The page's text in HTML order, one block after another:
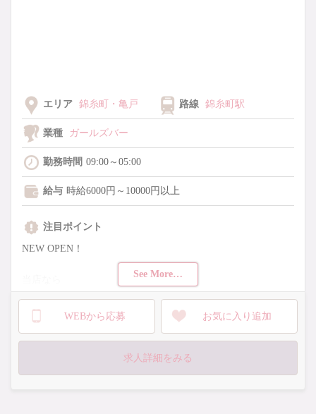
エリア 錦糸町・亀戸 路線 錦糸町駅
業種 ガールズバー
勤務時間 09:00～05:00
給与 時給6000円～10000円以上
See More…
注目ポイント
NEW OPEN！
で即リッチ♪
完全カウンター越しだから
ボディタッチの心配なし！
WEBから応募 お気に入り追加
求人詳細をみる